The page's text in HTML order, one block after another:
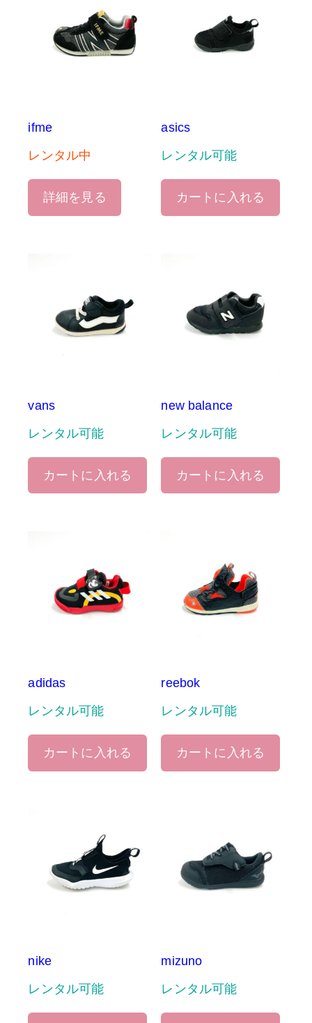
ifme
レンタル中
詳細を見る
asics
レンタル可能
カートに入れる
vans
レンタル可能
カートに入れる
new balance
レンタル可能
カートに入れる
adidas
レンタル可能
カートに入れる
reebok
レンタル可能
カートに入れる
nike
レンタル可能
mizuno
レンタル可能